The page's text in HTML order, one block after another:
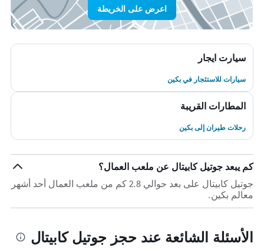
اعرض على الخريطة
سيارت ايجار
سيارات للاستئجار في بكين
المطارات القريبة
رحلات طيران إلى بكين
كم يبعد جوتيل كابيتال عن ملعب العمال؟
جوتيل كابيتال على بعد حوالي 2.8 كم من ملعب العمال أحد أشهر
معالم بكين.
الأسئلة الشائعة عند حجز جوتيل كابيتال